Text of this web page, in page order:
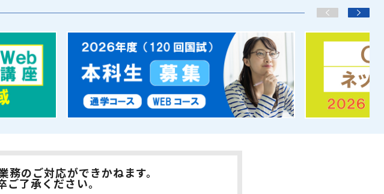
のご対応ができかねます。
ご了承ください。